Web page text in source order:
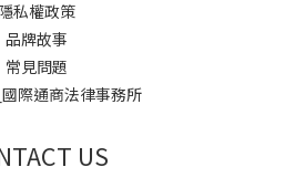
隱私權政策
品牌故事
常見問題
際通商法律事務所
US